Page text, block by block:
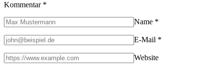
Kommentar *
Name *
E-Mail *
Website